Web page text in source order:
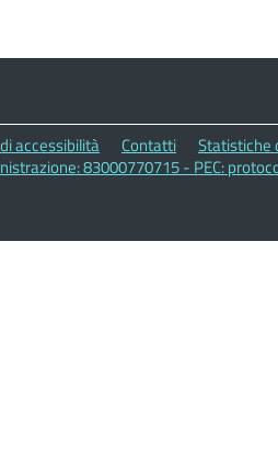
accessibilità Contatti Statistiche
83000770715 - PEC: